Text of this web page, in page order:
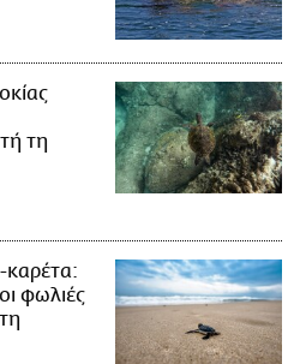
τη
καρέτα:
φωλιές